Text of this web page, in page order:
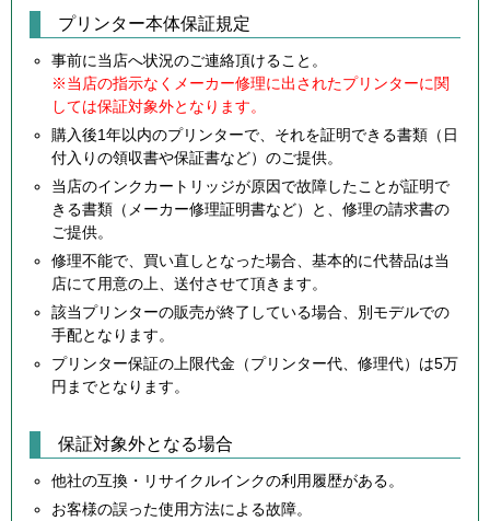
プリンター本体保証規定
事前に当店へ状況のご連絡頂けること。
※当店の指示なくメーカー修理に出されたプリンターに関
しては保証対象外となります。
購入後1年以内のプリンターで、それを証明できる書類（日
付入りの領収書や保証書など）のご提供。
当店のインクカートリッジが原因で故障したことが証明で
きる書類（メーカー修理証明書など）と、修理の請求書の
ご提供。
修理不能で、買い直しとなった場合、基本的に代替品は当
店にて用意の上、送付させて頂きます。
該当プリンターの販売が終了している場合、別モデルでの
手配となります。
プリンター保証の上限代金（プリンター代、修理代）は5万
円までとなります。
保証対象外となる場合
他社の互換・リサイクルインクの利用履歴がある。
お客様の誤った使用方法による故障。